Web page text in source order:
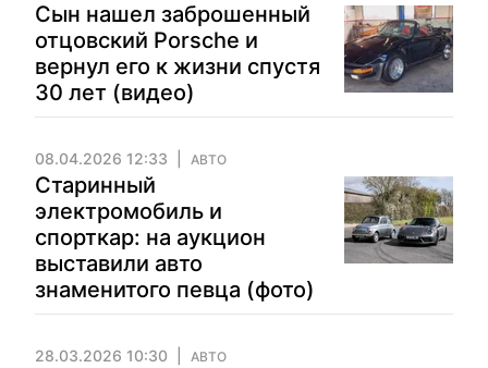
Сын нашел заброшенный
отцовский Porsche и
вернул его к жизни спустя
30 лет (видео)
08.04.2026 12:33 АВТО
Старинный
электромобиль и
спорткар: на аукцион
выставили авто
знаменитого певца (фото)
28.03.2026 10:30 АВТО